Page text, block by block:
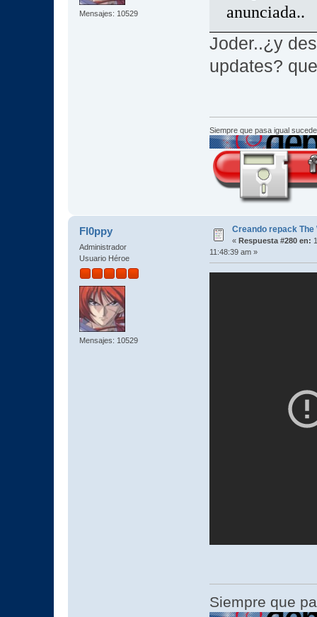
Mensajes: 10529
anunciada..
Joder..¿y
updates?
Siempre que pasa igual
Fl0ppy
Administrador
Usuario Héroe
Mensajes: 10529
Creando repack The
« Respuesta #280 en:
11:48:39 am »
Siempre que